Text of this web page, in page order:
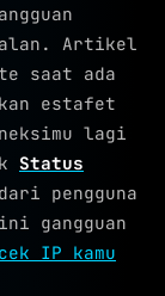
Artikel
saat ada
estafet
lagi
Status
pengguna
gangguan
cek IP kamu